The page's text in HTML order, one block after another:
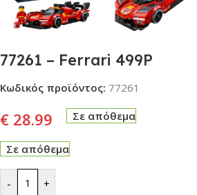
77261 – Ferrari 499P
Κωδικός προϊόντος: 77261
€ 28.99 Σε απόθεμα
Σε απόθεμα
- +